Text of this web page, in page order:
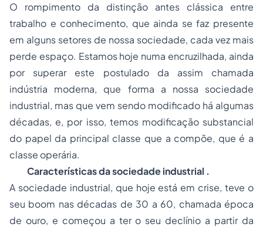
O rompimento da distinção antes clássica entre
trabalho e conhecimento, que ainda se faz presente
em alguns setores de nossa sociedade, cada vez mais
perde espaço. Estamos hoje numa encruzilhada, ainda
por superar este postulado da assim chamada
indústria moderna, que forma a nossa sociedade
industrial, mas que vem sendo modificado há algumas
décadas, e, por isso, temos modificação substancial
do papel da principal classe que a compõe, que é a
classe operária.
Características da sociedade industrial .
A sociedade industrial, que hoje está em crise, teve o
seu boom nas décadas de 30 a 60, chamada época
de ouro, e começou a ter o seu declínio a partir da